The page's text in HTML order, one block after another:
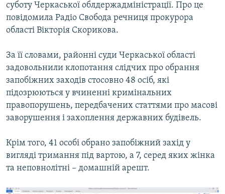
КРИМ РЕАЛІЇ
РУС
КТАТ
Усі сайти RFE/RL
суботу Черкаської облдержадміністрації. Про це
повідомила Радіо Свобода речниця прокурора
області Вікторія Скорикова.
За її словами, районні суди Черкаської області
задовольнили клопотання слідчих про обрання
запобіжних заходів стосовно 48 осіб, які
підозрюються у вчиненні кримінальних
правопорушень, передбачених статтями про масові
заворушення і захоплення державних будівель.
Крім того, 41 особі обрано запобіжний захід у
вигляді тримання під вартою, а 7, серед яких жінка
та неповнолітні – домашній арешт.